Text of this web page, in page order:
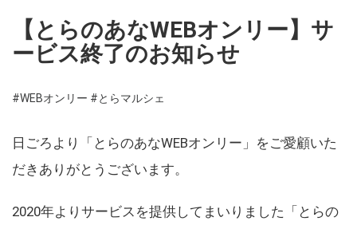
【とらのあなWEBオンリー】サ
ービス終了のお知らせ
#WEBオンリー #とらマルシェ
日ごろより「とらのあなWEBオンリー」をご愛顧いた
だきありがとうございます。
2020年よりサービスを提供してまいりました「とらの